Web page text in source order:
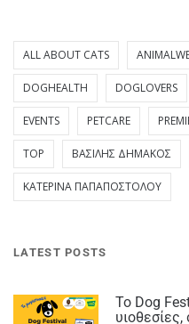
ALL ABOUT CATS
DOGHEALTH DOGLOVERS
EVENTS PETCARE
TOP ΒΑΣΊΛΗΣ ΔΗΜΆΚΟΣ
ΚΑΤΕΡΊΝΑ ΠΑΠΑΠΟΣΤΌΛΟΥ
LATEST POSTS
Το Dog